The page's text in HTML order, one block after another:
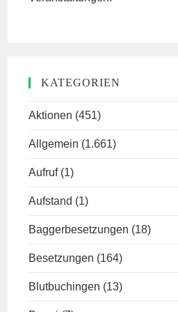
KATEGORIEN
Aktionen (451)
Allgemein (1.661)
Aufruf (1)
Aufstand (1)
Baggerbesetzungen (18)
Besetzungen (164)
Blutbuchingen (13)